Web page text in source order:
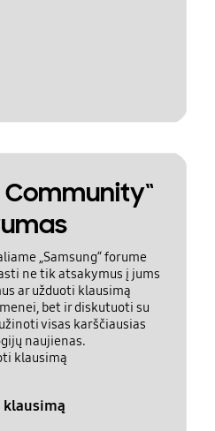
Community“
„Samsung“ forume
ne tik atsakymus į jums
ar užduoti klausimą
bet ir diskutuoti su
visas karščiausias
naujienas.
klausimą